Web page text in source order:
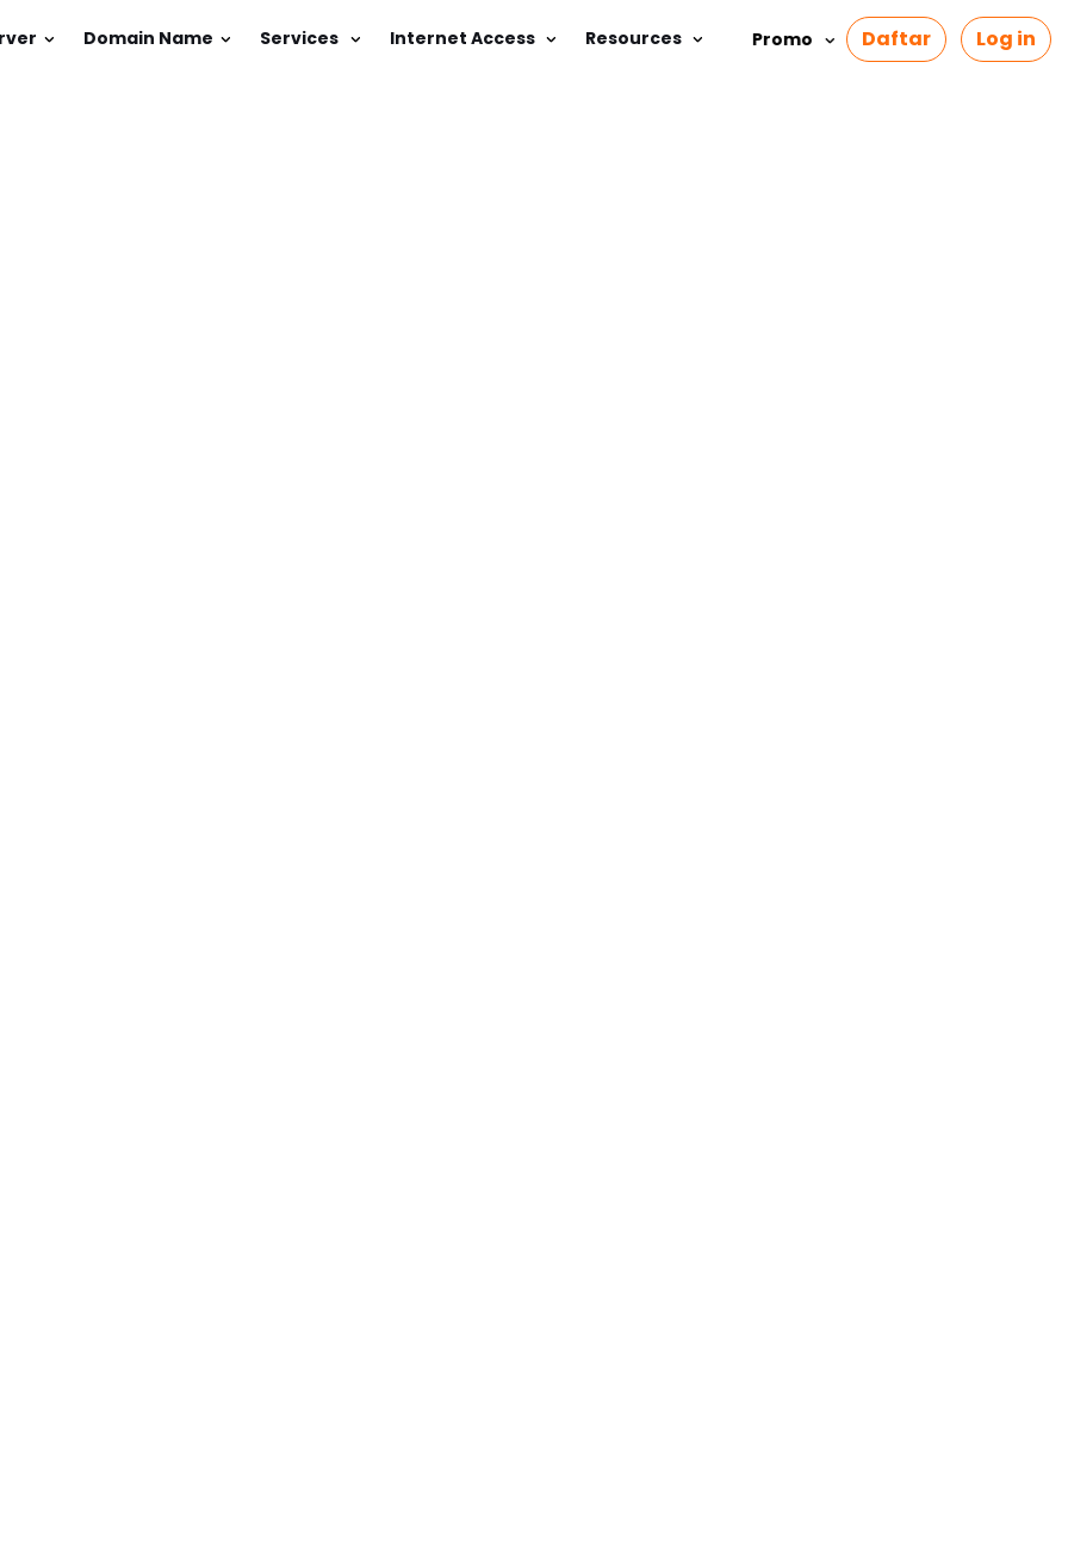
Domain Name Services Internet Access Resources Promo Daftar Log in